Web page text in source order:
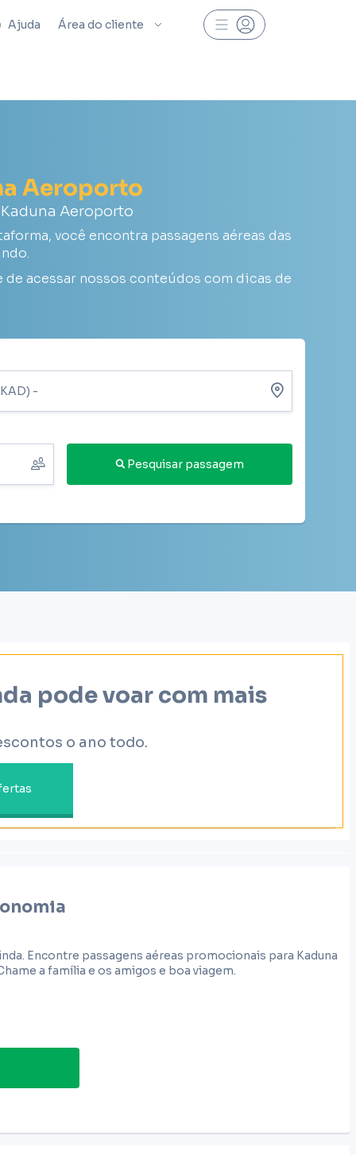
Ajuda Área do cliente
Aeroporto
Aeroporto
você encontra passagens aéreas das
de acessar nossos conteúdos com dicas de
Pesquisar passagem
pode voar com mais
o ano todo.
Encontre passagens aéreas promocionais para Kaduna
a família e os amigos e boa viagem.